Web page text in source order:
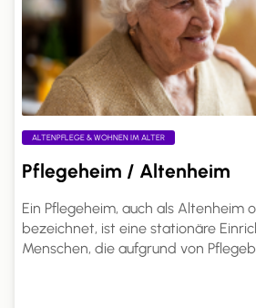
ALTENPFLEGE & WOHNEN IM ALTER
Pflegeheim / Altenheim
Ein Pflegeheim, auch als Altenheim
bezeichnet, ist eine stationäre
Menschen, die aufgrund von